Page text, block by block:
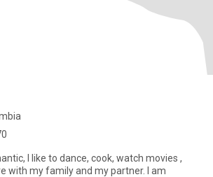
I like to dance, cook, watch movies ,
with my family and my partner. I am